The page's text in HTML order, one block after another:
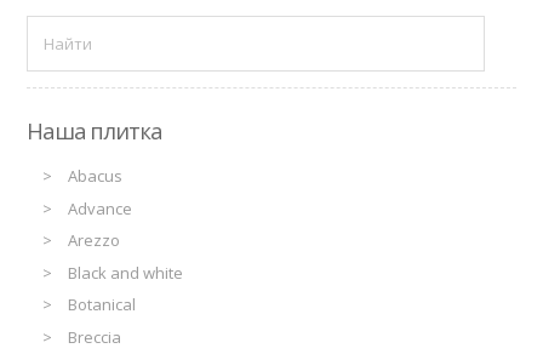
Наша плитка
Abacus
Advance
Arezzo
Black and white
Botanical
Breccia